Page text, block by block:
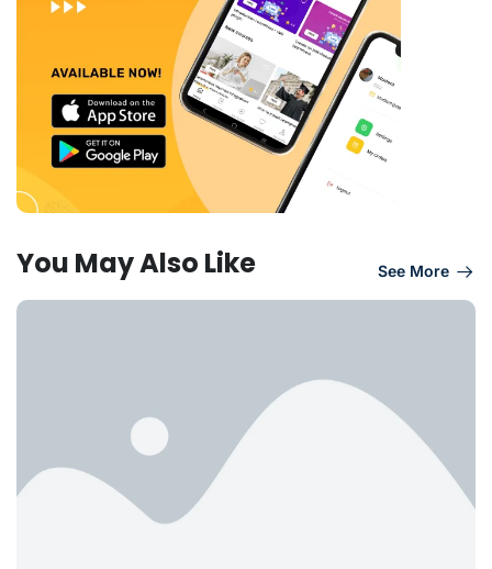
You May Also Like See More